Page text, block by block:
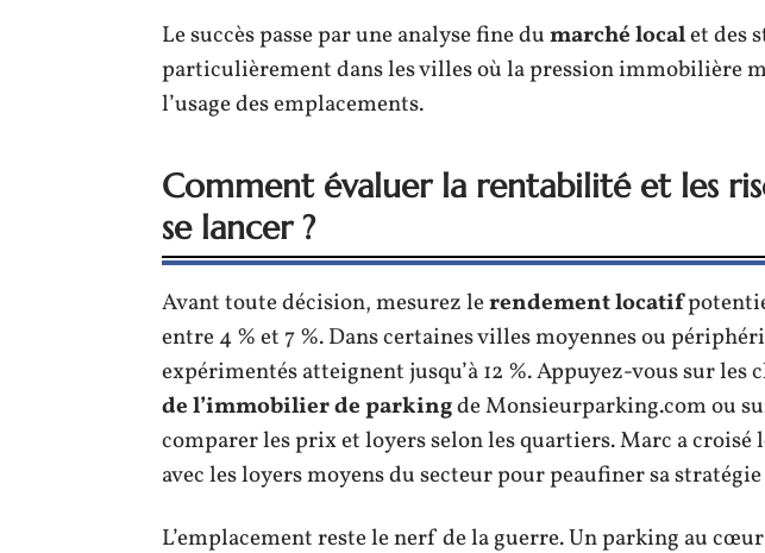
Le succès passe par une analyse fine dumarché localet des
particulièrement dans les villes où la pression immobilière
l’usage des emplacements.
Comment évaluer la rentabilité et les
se lancer ?
Avant toute décision, mesurez lerendement locatif
entre 4 % et 7 %. Dans certaines villes moyennes ou
expérimentés atteignent jusqu’à 12 %. Appuyez-vous sur les
de l’immobilier de parkingde Monsieurparking.com ou
comparer les prix et loyers selon les quartiers. Marc a croisé
avec les loyers moyens du secteur pour peaufiner sa stratégie
L’emplacement reste le nerf de la guerre. Un parking au